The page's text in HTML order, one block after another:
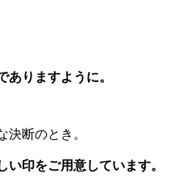
ありますように。
決断のとき。
印をご用意しています。